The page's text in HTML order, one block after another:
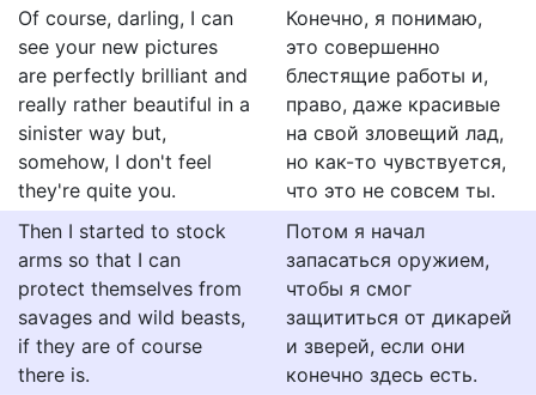
Of course, darling, I can
see your new pictures
are perfectly brilliant and
really rather beautiful in a
sinister way but,
somehow, I don't feel
they're quite you.
Конечно, я понимаю,
это совершенно
блестящие работы и,
право, даже красивые
на свой зловещий лад,
но как-то чувствуется,
что это не совсем ты.
Then I started to stock
arms so that I can
protect themselves from
savages and wild beasts,
if they are of course
there is.
Потом я начал
запасаться оружием,
чтобы я смог
защититься от дикарей
и зверей, если они
конечно здесь есть.